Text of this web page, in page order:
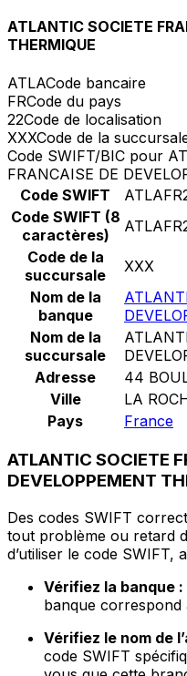
ATLANTIC SOCIETE
THERMIQUE
ATLACode bancaire
FRCode du pays
22Code de localisation
XXXCode de la
Code SWIFT/BIC pour
FRANCAISE DE
Code SWIFT
Code SWIFT (8
caractères)
Code de la
succursale
XXX
Nom de la
banque
Nom de la
succursale
Adresse
44
Ville
LA
Pays
France
ATLANTIC SOCIETE
DEVELOPPEMENT
Des codes SWIFT
tout problème ou retard
d’utiliser le code SWIFT,
Vérifiez la banque :
banque correspond
Vérifiez le nom de
code SWIFT